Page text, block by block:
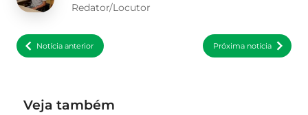
Redator/Locutor
Notícia anterior Próxima notícia
Veja também